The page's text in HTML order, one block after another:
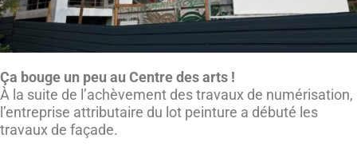
Ça bouge un peu au Centre des arts !
À la suite de l’achèvement des travaux de numérisation,
l’entreprise attributaire du lot peinture a débuté les
travaux de façade.